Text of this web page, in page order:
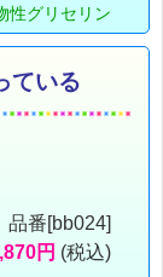
性グリセリン
ている
品番[bb024]
円 (税込)